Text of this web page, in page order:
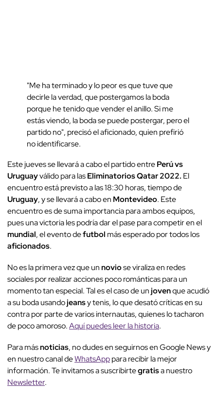
"Me ha terminado y lo peor es que tuve que
decirle la verdad, que postergamos la boda
porque he tenido que vender el anillo. Si me
estás viendo, la boda se puede postergar, pero el
partido no", precisó el aficionado, quien prefirió
no identificarse.
Este jueves se llevará a cabo el partido entrePerú vs
Uruguayválido para lasEliminatorios Qatar 2022. El
encuentro está previsto a las 18:30 horas, tiempo de
Uruguay, y se llevará a cabo en Montevideo. Este
encuentro es de suma importancia para ambos equipos,
pues una victoria les podría dar el pase para competir en el
mundial, el evento defutbol más esperado por todos los
aficionados.
No es la primera vez que unnoviose viraliza en redes
sociales por realizar acciones poco románticas para un
momento tan especial. Tal es el caso de unjovenque acudió
a su boda usandojeansy tenis, lo que desató críticas en su
contra por parte de varios internautas, quienes lo tacharon
de poco amoroso.Aquí puedes leer la historia.
Para másnoticias, no dudes en seguirnos en Google News y
en nuestro canal deWhatsApppara recibir la mejor
información. Te invitamos a suscribirtegratisa nuestro
Newsletter.